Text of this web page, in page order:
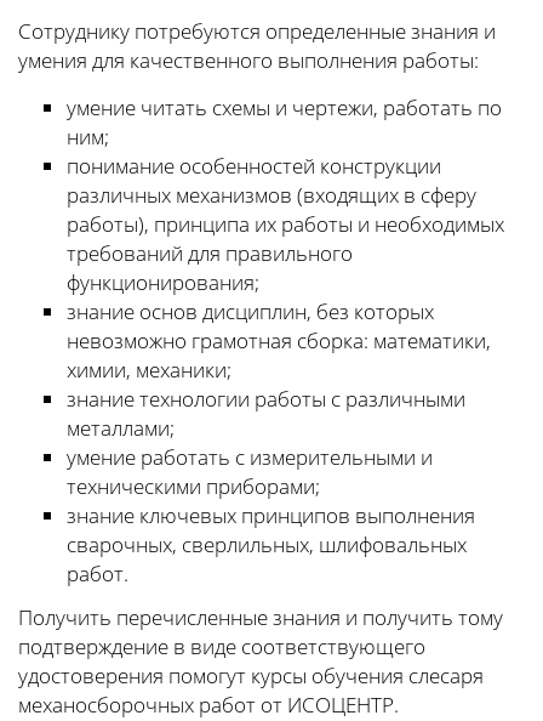
Сотруднику потребуются определенные знания и
умения для качественного выполнения работы:
умение читать схемы и чертежи, работать по
ним;
понимание особенностей конструкции
различных механизмов (входящих в сферу
работы), принципа их работы и необходимых
требований для правильного
функционирования;
знание основ дисциплин, без которых
невозможно грамотная сборка: математики,
химии, механики;
знание технологии работы с различными
металлами;
умение работать с измерительными и
техническими приборами;
знание ключевых принципов выполнения
сварочных, сверлильных, шлифовальных
работ.
Получить перечисленные знания и получить тому
подтверждение в виде соответствующего
удостоверения помогут курсы обучения слесаря
механосборочных работ от ИСОЦЕНТР.